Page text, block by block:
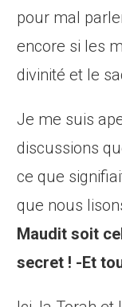
pour mal
encore si les
divinité et le
Je me suis
discussions
ce que
que nous
Maudit soit
secret ! -Et